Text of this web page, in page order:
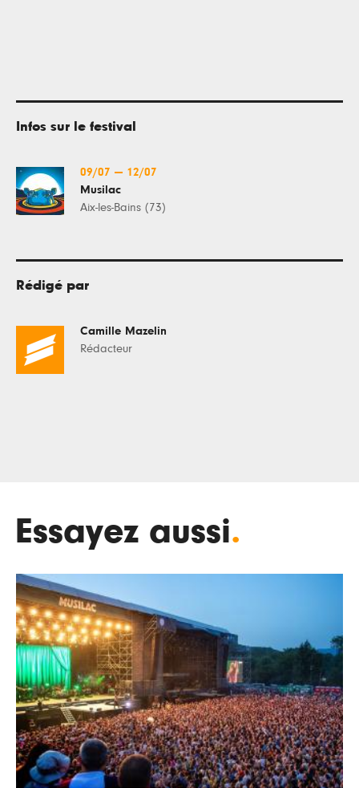
Infos sur le festival
09/07 — 12/07
Musilac
Aix-les-Bains (73)
Rédigé par
Camille Mazelin
Rédacteur
Essayez aussi.